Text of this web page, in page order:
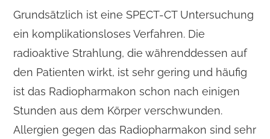
Grundsätzlich ist eine SPECT-CT Untersuchung
ein komplikationsloses Verfahren. Die
radioaktive Strahlung, die währenddessen auf
den Patienten wirkt, ist sehr gering und häufig
ist das Radiopharmakon schon nach einigen
Stunden aus dem Körper verschwunden.
Allergien gegen das Radiopharmakon sind sehr